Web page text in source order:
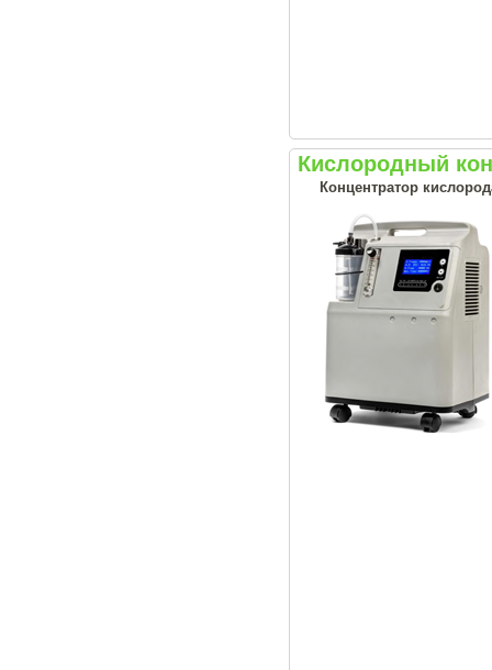
Кислородный
Концентратор